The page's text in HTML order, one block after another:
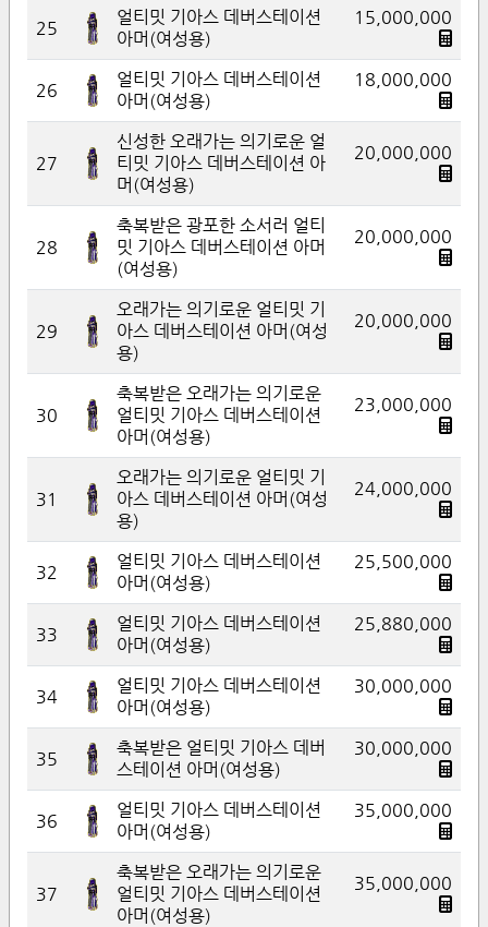
25
얼티밋 기아스 데버스테이션
아머(여성용)
15,000,000
26
얼티밋 기아스 데버스테이션
아머(여성용)
18,000,000
27
신성한 오래가는 의기로운 얼
티밋 기아스 데버스테이션 아
머(여성용)
20,000,000
28
축복받은 광포한 소서러 얼티
밋 기아스 데버스테이션 아머
(여성용)
20,000,000
29
오래가는 의기로운 얼티밋 기
아스 데버스테이션 아머(여성
용)
20,000,000
30
축복받은 오래가는 의기로운
얼티밋 기아스 데버스테이션
아머(여성용)
23,000,000
31
오래가는 의기로운 얼티밋 기
아스 데버스테이션 아머(여성
용)
24,000,000
32
얼티밋 기아스 데버스테이션
아머(여성용)
25,500,000
33
얼티밋 기아스 데버스테이션
아머(여성용)
25,880,000
34
얼티밋 기아스 데버스테이션
아머(여성용)
30,000,000
35
축복받은 얼티밋 기아스 데버
스테이션 아머(여성용)
30,000,000
36
얼티밋 기아스 데버스테이션
아머(여성용)
35,000,000
37
축복받은 오래가는 의기로운
얼티밋 기아스 데버스테이션
아머(여성용)
35,000,000